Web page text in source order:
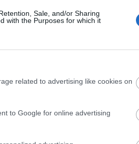
Sale, and/or Sharing
with the Purposes for which it
related to advertising like cookies on
to Google for online advertising
y Hermoso, volviendo
en sala de prensa.
su puesto en el once.
semanas. Esta es
configurar tu equipo